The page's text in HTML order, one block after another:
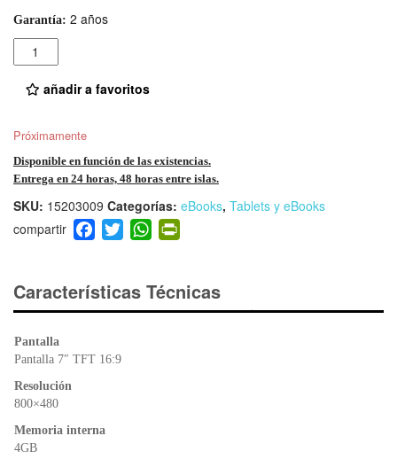
Garantía: 2 años
Cantidad
añadir a favoritos
Próximamente
Disponible en función de las existencias.
Entrega en 24 horas, 48 horas entre islas.
SKU: 15203009 Categorías: eBooks, Tablets y eBooks
F
a
e
b
o
T
wi
er
W
h
s
A
ri
e
Características Técnicas
Pantalla
Pantalla 7″ TFT 16:9
Resolución
800×480
Memoria interna
4GB